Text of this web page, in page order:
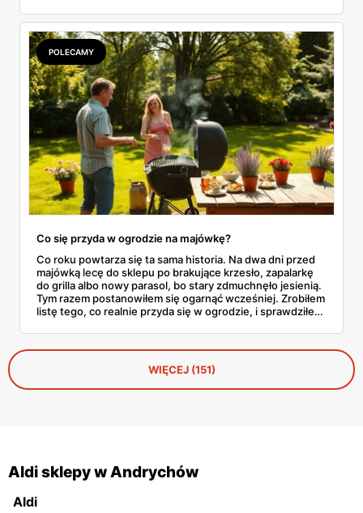
Polędwiczki paprykowe za 11,49 zł. Kiełbaski białe surowe.
Wygląda jak gotowy plan na grilla, bez męczenia się z
miską oleju, papryki i czosnku w czwartkowy wieczór.
Tylko jest haczyk. Czy gotowa marynata z lodówki
rzeczywiście da radę domowej, ze świeżego czosnku i
rozmarynu? Różnica w smaku potrafi zdziwić.
POLECAMY
Co się przyda w ogrodzie na majówkę?
Co roku powtarza się ta sama historia. Na dwa dni przed
majówką lecę do sklepu po brakujące krzesło, zapalarkę
do grilla albo nowy parasol, bo stary zdmuchnęło jesienią.
Tym razem postanowiłem się ogarnąć wcześniej. Zrobiłem
listę tego, co realnie przyda się w ogrodzie, i sprawdziłem
WIĘCEJ (151)
Aldi sklepy w Andrychów
Aldi